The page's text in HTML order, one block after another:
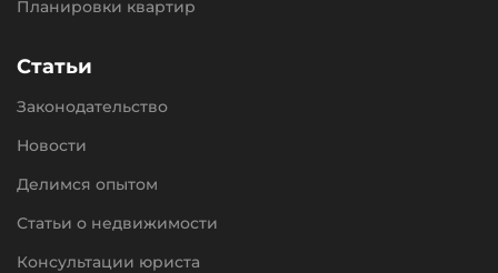
Планировки квартир
Статьи
Законодательство
Новости
Делимся опытом
Статьи о недвижимости
Консультации юриста